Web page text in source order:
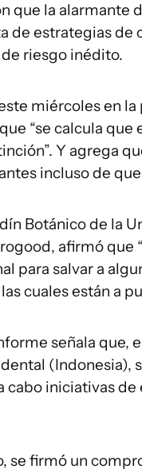
que la alarmante
de estrategias de
riesgo inédito.
miércoles en
“se calcula que
Y agrega
incluso de
Botánico de la
afirmó que
para salvar a
cuales están a
señala que,
(Indonesia),
cabo iniciativas
se firmó un